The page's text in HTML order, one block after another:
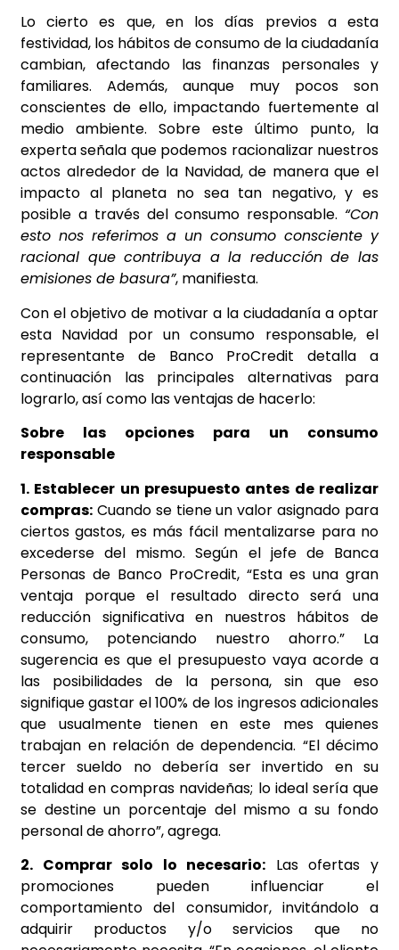
Lo cierto es que, en los días previos a esta
festividad, los hábitos de consumo de la ciudadanía
cambian, afectando las finanzas personales y
familiares. Además, aunque muy pocos son
conscientes de ello, impactando fuertemente al
medio ambiente. Sobre este último punto, la
experta señala que podemos racionalizar nuestros
actos alrededor de la Navidad, de manera que el
impacto al planeta no sea tan negativo, y es
posible a través del consumo responsable. “Con
esto nos referimos a un consumo consciente y
racional que contribuya a la reducción de las
emisiones de basura”, manifiesta.
Con el objetivo de motivar a la ciudadanía a optar
esta Navidad por un consumo responsable, el
representante de Banco ProCredit detalla a
continuación las principales alternativas para
lograrlo, así como las ventajas de hacerlo:
Sobre las opciones para un consumo
responsable
1. Establecer un presupuesto antes de realizar
compras: Cuando se tiene un valor asignado para
ciertos gastos, es más fácil mentalizarse para no
excederse del mismo. Según el jefe de Banca
Personas de Banco ProCredit, “Esta es una gran
ventaja porque el resultado directo será una
reducción significativa en nuestros hábitos de
consumo, potenciando nuestro ahorro.” La
sugerencia es que el presupuesto vaya acorde a
las posibilidades de la persona, sin que eso
signifique gastar el 100% de los ingresos adicionales
que usualmente tienen en este mes quienes
trabajan en relación de dependencia. “El décimo
tercer sueldo no debería ser invertido en su
totalidad en compras navideñas; lo ideal sería que
se destine un porcentaje del mismo a su fondo
personal de ahorro”, agrega.
2. Comprar solo lo necesario: Las ofertas y
promociones pueden influenciar el
comportamiento del consumidor, invitándolo a
adquirir productos y/o servicios que no